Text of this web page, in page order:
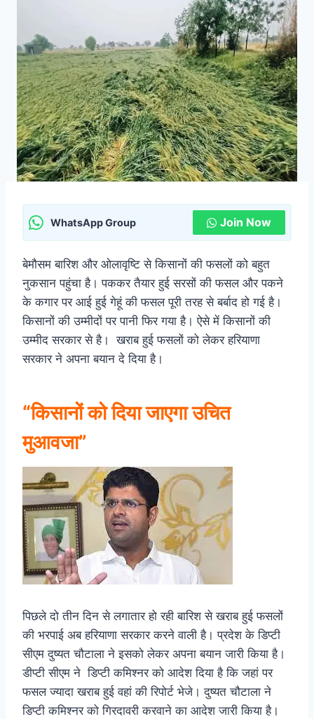
WhatsApp Group Join Now
बेमौसम बारिश और ओलावृष्टि से किसानों की फसलों को बहुत
नुकसान पहुंचा है। पककर तैयार हुई सरसों की फसल और पकने
के कगार पर आई हुई गेहूं की फसल पूरी तरह से बर्बाद हो गई है।
किसानों की उम्मीदों पर पानी फिर गया है। ऐसे में किसानों की
उम्मीद सरकार से है। खराब हुई फसलों को लेकर हरियाणा
सरकार ने अपना बयान दे दिया है।
“किसानों को दिया जाएगा उचित
मुआवजा”
पिछले दो तीन दिन से लगातार हो रही बारिश से खराब हुई फसलों
की भरपाई अब हरियाणा सरकार करने वाली है। प्रदेश के डिप्टी
सीएम दुष्यत चौटाला ने इसको लेकर अपना बयान जारी किया है।
डीप्टी सीएम ने डिप्टी कमिश्नर को आदेश दिया है कि जहां पर
फसल ज्यादा खराब हुई वहां की रिपोर्ट भेजे। दुष्यत चौटाला ने
डिप्टी कमिश्नर को गिरदावरी करवाने का आदेश जारी किया है।